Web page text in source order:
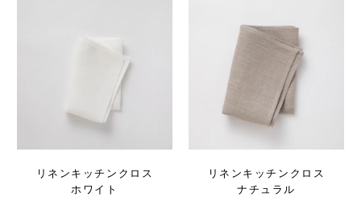
リネンキッチンクロス
ホワイト
リネンキッチンクロス
ナチュラル